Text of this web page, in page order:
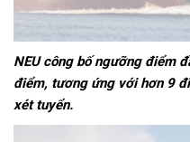
NEU công bố ngưỡng điểm
điểm, tương ứng với hơn 9
xét tuyển.